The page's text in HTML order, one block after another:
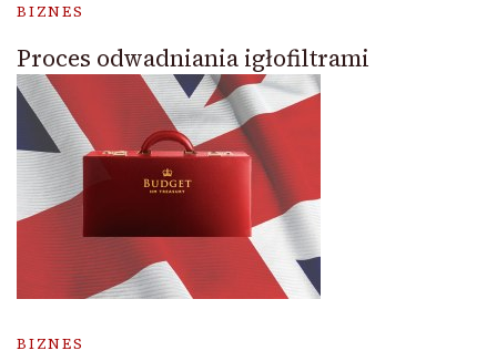
BIZNES
Proces odwadniania igłofiltrami
BIZNES